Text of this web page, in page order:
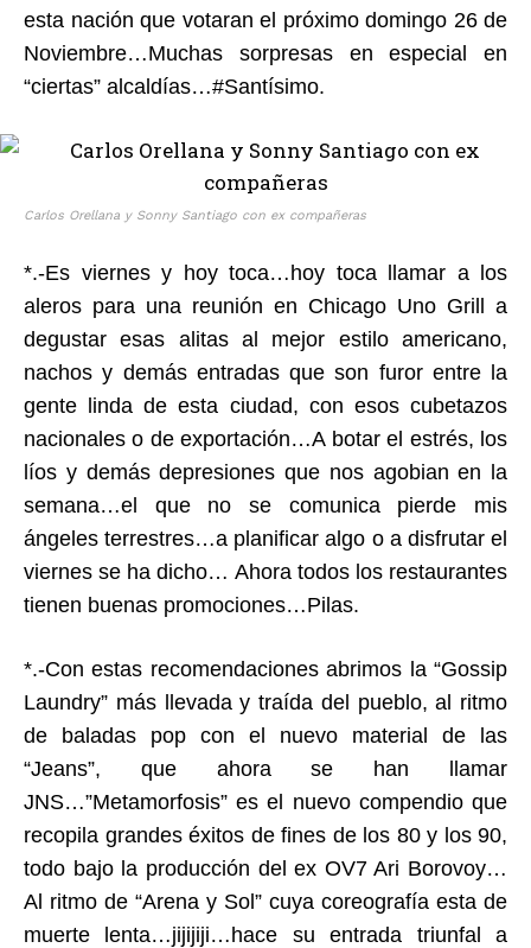
esta nación que votaran el próximo domingo 26 de
Noviembre…Muchas sorpresas en especial en
“ciertas” alcaldías…#Santísimo.
Carlos Orellana y Sonny Santiago con ex compañeras
*.-Es viernes y hoy toca…hoy toca llamar a los
aleros para una reunión en Chicago Uno Grill a
degustar esas alitas al mejor estilo americano,
nachos y demás entradas que son furor entre la
gente linda de esta ciudad, con esos cubetazos
nacionales o de exportación…A botar el estrés, los
líos y demás depresiones que nos agobian en la
semana…el que no se comunica pierde mis
ángeles terrestres…a planificar algo o a disfrutar el
viernes se ha dicho… Ahora todos los restaurantes
tienen buenas promociones…Pilas.
*.-Con estas recomendaciones abrimos la “Gossip
Laundry” más llevada y traída del pueblo, al ritmo
de baladas pop con el nuevo material de las
“Jeans”, que ahora se han llamar
JNS…”Metamorfosis” es el nuevo compendio que
recopila grandes éxitos de fines de los 80 y los 90,
todo bajo la producción del ex OV7 Ari Borovoy…
Al ritmo de “Arena y Sol” cuya coreografía esta de
muerte lenta…jijijiji…hace su entrada triunfal a